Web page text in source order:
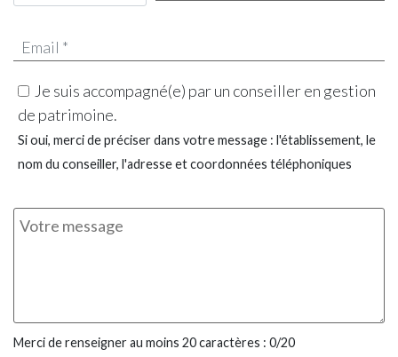
Je suis accompagné(e) par un conseiller en gestion
de patrimoine.
Si oui, merci de préciser dans votre message : l'établissement, le
nom du conseiller, l'adresse et coordonnées téléphoniques
Merci de renseigner au moins 20 caractères : 0/20